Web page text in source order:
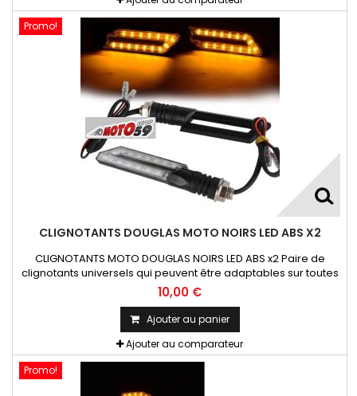
Promo!
CLIGNOTANTS DOUGLAS MOTO NOIRS LED ABS X2
CLIGNOTANTS MOTO DOUGLAS NOIRS LED ABS x2 Paire de
clignotants universels qui peuvent être adaptables sur toutes
motos ou scooters
10,00 €
Ajouter au panier
Ajouter au comparateur
Promo!